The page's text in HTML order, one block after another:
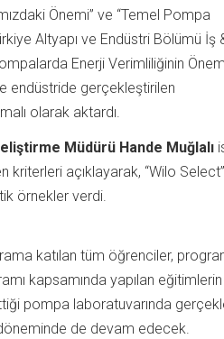
Önemi” ve “Temel Pompa
Altyapı ve Endüstri Bölümü İş
Enerji Verimliliğinin
endüstride gerçekleştirilen
olarak aktardı.
Müdürü Hande Muğlalı
açıklayarak, “Wilo Select”
örnekler verdi.
katılan tüm öğrenciler,
kapsamında yapılan
pompa laboratuvarında
döneminde de devam edecek.